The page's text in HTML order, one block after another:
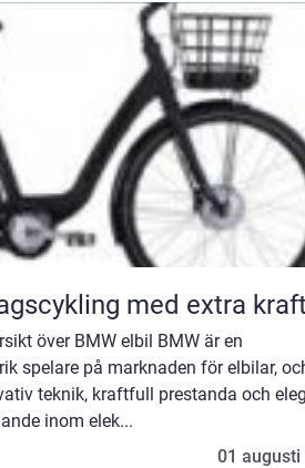
vardagscykling med extra
över BMW elbil BMW är en
spelare på marknaden för elbilar,
teknik, kraftfull prestanda och
inom elek...
01 augusti